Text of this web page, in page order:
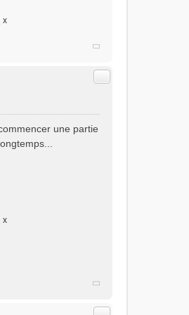
x
Citer
une partie
x